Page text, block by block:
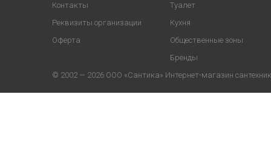
Контакты
Реквизиты организации
Оферта
Туалет
Кухня
Общественные зоны
Бренды
© 2002 — 2026 ООО «Сантика» Интернет-магазин